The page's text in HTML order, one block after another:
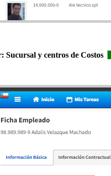
y centros de Costos